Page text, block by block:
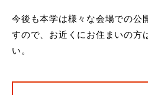
今後も本学は様々な会場での公
すので、お近くにお住まいの方
い。